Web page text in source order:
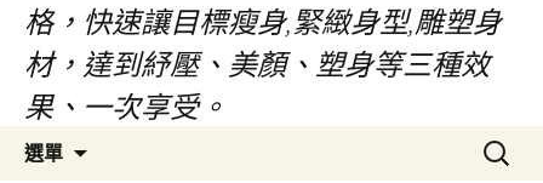
格，快速讓目標瘦身,緊緻身型,雕塑身
材，達到紓壓、美顏、塑身等三種效
果、一次享受。
選單
搜
尋